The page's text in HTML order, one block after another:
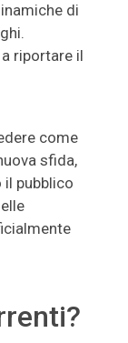
di
riportare il
come
sfida,
pubblico